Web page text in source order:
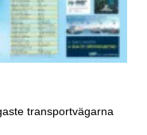
transportvägarna